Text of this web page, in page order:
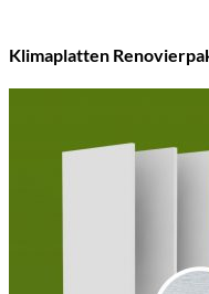
Klimaplatten